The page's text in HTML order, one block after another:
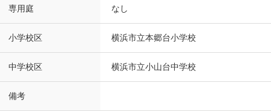
専用庭 なし
小学校区 横浜市立本郷台小学校
中学校区 横浜市立小山台中学校
備考